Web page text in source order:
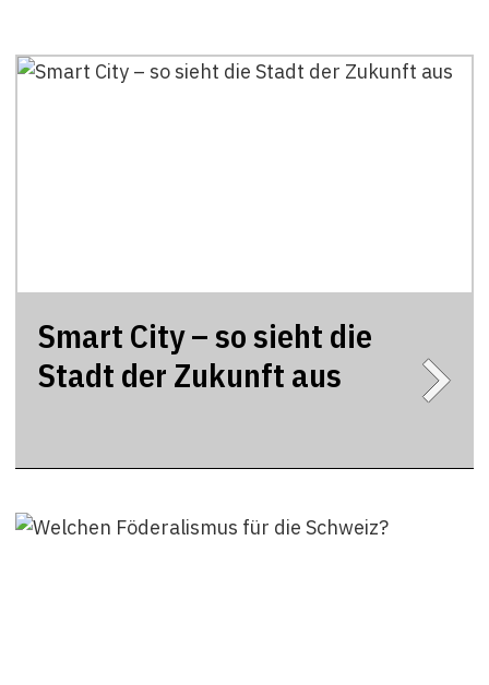
Smart City – so sieht die
Stadt der Zukunft aus